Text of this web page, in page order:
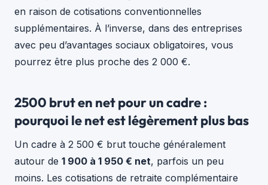
en raison de cotisations conventionnelles
supplémentaires. À l’inverse, dans des entreprises
avec peu d’avantages sociaux obligatoires, vous
pourrez être plus proche des 2 000 €.
2500 brut en net pour un cadre :
pourquoi le net est légèrement plus bas
Un cadre à 2 500 € brut touche généralement
autour de 1 900 à 1 950 € net, parfois un peu
moins. Les cotisations de retraite complémentaire